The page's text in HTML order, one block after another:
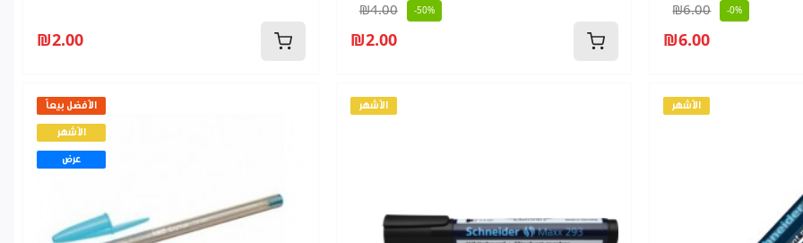
₪2.00
₪4.00 -50%
₪2.00
₪6.00 -0%
₪6.00
الأفضل بيعاً
الأشهر
عرض
الأشهر الأشهر